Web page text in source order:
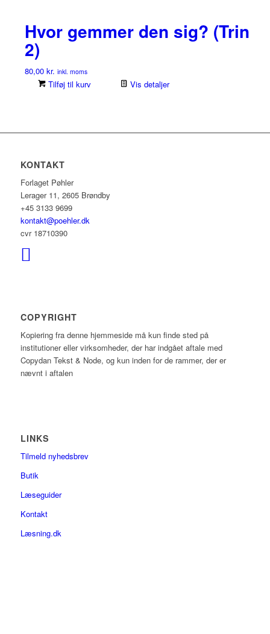
Hvor gemmer den sig? (Trin
2)
80,00 kr. inkl. moms
Tilføj til kurv Vis detaljer
KONTAKT
Forlaget Pøhler
Lerager 11, 2605 Brøndby
+45 3133 9699
kontakt@poehler.dk
cvr 18710390
COPYRIGHT
Kopiering fra denne hjemmeside må kun finde sted på
institutioner eller virksomheder, der har indgået aftale med
Copydan Tekst & Node, og kun inden for de rammer, der er
nævnt i aftalen
LINKS
Tilmeld nyhedsbrev
Butik
Læseguider
Kontakt
Læsning.dk